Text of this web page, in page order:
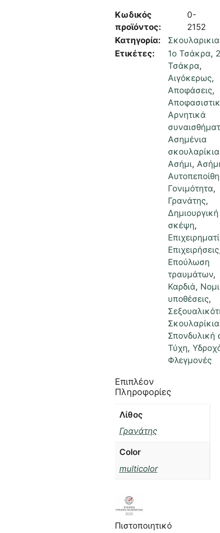
Κωδικός
προϊόντος:
0-
2152
Κατηγορία:
Σκουλαρικια
Ετικέτες:
1ο Τσάκρα,
Τσάκρα,
Αιγόκερως,
Αποφάσεις,
Αρνητικά
Ασημένια
σκουλαρίκια
Ασήμι,
Γονιμότητα,
Γρανάτης,
Δημιουργική
σκέψη,
Επιχειρήσεις
Επούλωση
τραυμάτων,
Καρδιά,
υποθέσεις,
Σκουλαρίκια
Σπονδυλική
Τύχη,
Φλεγμονές
Επιπλέον
Πληροφορίες
Λίθος
Γρανάτης
Color
multicolor
Πιστοποιητικό